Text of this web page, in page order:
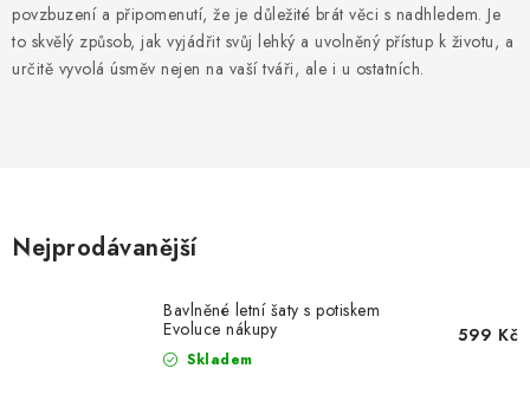
MIKINY
PROVIZNÍ SYSTÉM
povzbuzení a připomenutí, že je důležité brát věci s nadhledem. Je
to skvělý způsob, jak vyjádřit svůj lehký a uvolněný přístup k životu, a
určitě vyvolá úsměv nejen na vaší tváři, ale i u ostatních.
Nejprodávanější
Bavlněné letní šaty s potiskem
Evoluce nákupy
Skladem
599 Kč